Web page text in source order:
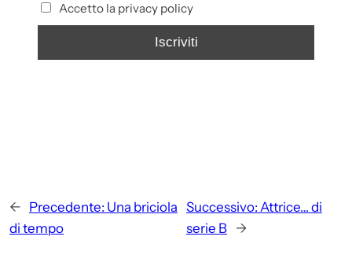
Accetto la privacy policy
← Precedente: Una briciola
di tempo
Successivo: Attrice… di
serie B
→